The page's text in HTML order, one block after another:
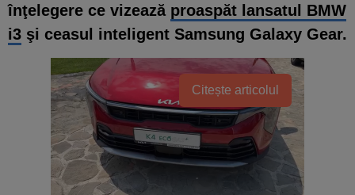
înţelegere ce vizează proaspăt lansatul BMW
i3 şi ceasul inteligent Samsung Galaxy Gear.
Citește articolul